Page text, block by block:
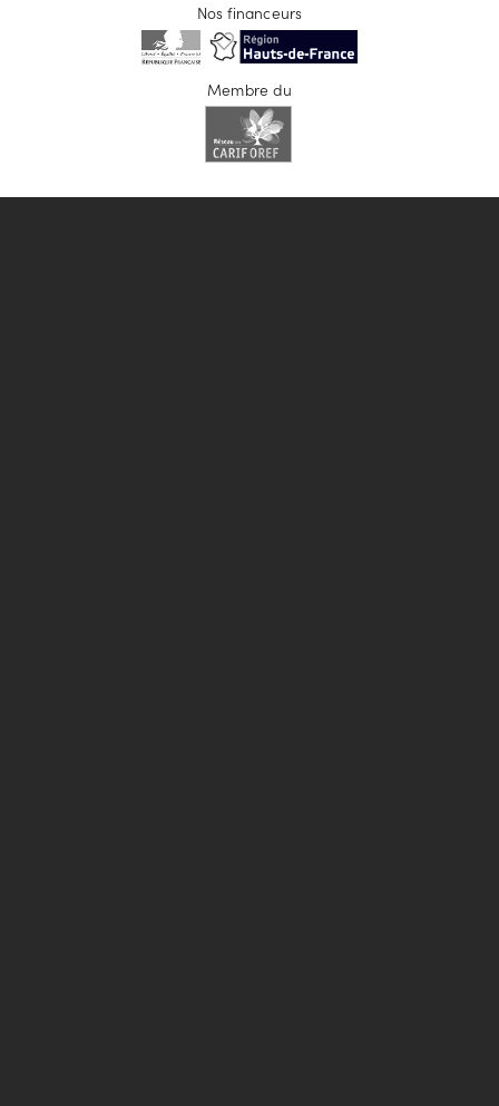
Nos financeurs
Membre du